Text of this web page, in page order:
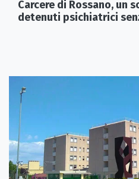
Carcere di Rossano, un
detenuti psichiatrici